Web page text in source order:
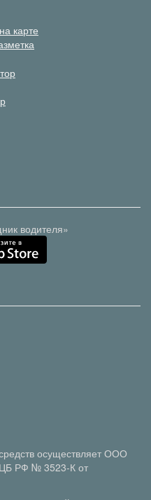
на карте
водителя»
осуществляет ООО
РФ № 3523-К от